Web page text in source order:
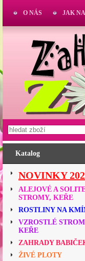
Katalog
NOVINKY
ALEJOVÉ A
STROMY, KEŘE
ROSTLINY NA
VZROSTLÉ
KEŘE
ZAHRADY
ŽIVÉ PLOTY
O NÁS JAK